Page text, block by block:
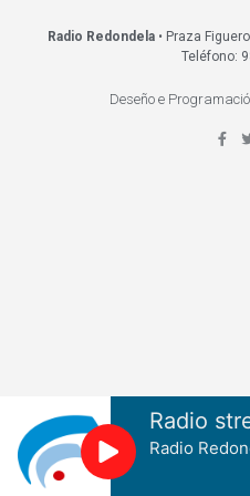
Radio Redondela• Praza
Teléfono:
Deseño e
Radio